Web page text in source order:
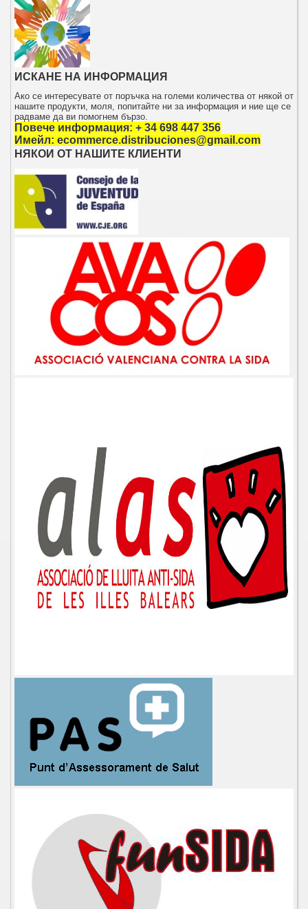
ИСКАНЕ НА ИНФОРМАЦИЯ
Ако се интересувате от поръчка на големи количества от някой от
нашите продукти, моля, попитайте ни за информация и ние ще се
радваме да ви помогнем бързо.
Повече информация: + 34 698 447 356
Имейл: ecommerce.distribuciones@gmail.com
НЯКОИ ОТ НАШИТЕ КЛИЕНТИ